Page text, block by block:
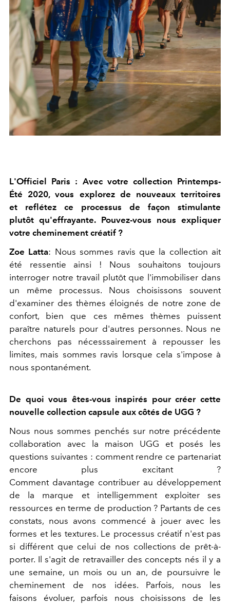
L'Officiel Paris : Avec votre collection Printemps-
Été 2020, vous explorez de nouveaux territoires
et reflétez ce processus de façon stimulante
plutôt qu'effrayante. Pouvez-vous nous expliquer
votre cheminement créatif ?
Zoe Latta: Nous sommes ravis que la collection ait
été ressentie ainsi ! Nous souhaitons toujours
interroger notre travail plutôt que l'immobiliser dans
un même processus. Nous choisissons souvent
d'examiner des thèmes éloignés de notre zone de
confort, bien que ces mêmes thèmes puissent
paraître naturels pour d'autres personnes. Nous ne
cherchons pas nécesssairement à repousser les
limites, mais sommes ravis lorsque cela s'impose à
nous spontanément.
De quoi vous êtes-vous inspirés pour créer cette
nouvelle collection capsule aux côtés de UGG ?
Nous nous sommes penchés sur notre précédente
collaboration avec la maison UGG et posés les
questions suivantes : comment rendre ce partenariat
encore plus excitant ?
Comment davantage contribuer au développement
de la marque et intelligemment exploiter ses
ressources en terme de production ? Partants de ces
constats, nous avons commencé à jouer avec les
formes et les textures. Le processus créatif n'est pas
si différent que celui de nos collections de prêt-à-
porter. Il s'agit de retravailler des concepts nés il y a
une semaine, un mois ou un an, de poursuivre le
cheminement de nos idées. Parfois, nous les
faisons évoluer, parfois nous choisissons de les